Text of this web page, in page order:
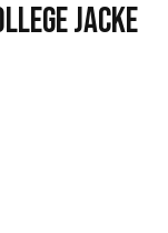
Jacke